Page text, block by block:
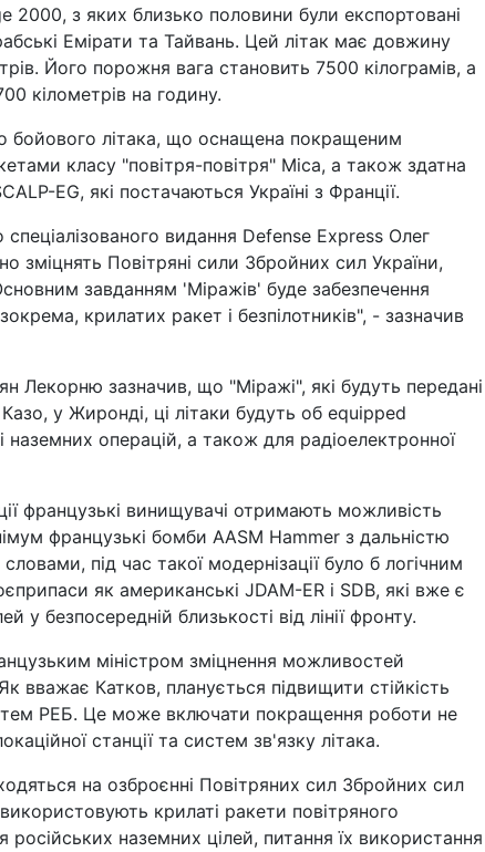
2000, з яких близько половини були експортовані
Емірати та Тайвань. Цей літак має довжину
Його порожня вага становить 7500 кілограмів, а
кілометрів на годину.
бойового літака, що оснащена покращеним
класу "повітря-повітря" Mica, а також здатна
EG, які постачаються Україні з Франції.
видання Defense Express Олег
зміцнять Повітряні сили Збройних сил України,
завданням 'Міражів' буде забезпечення
крилатих ракет і безпілотників", - зазначив
Лекорню зазначив, що "Міражі", які будуть передані
у Жиронді, ці літаки будуть об equipped
операцій, а також для радіоелектронної
французькі винищувачі отримають можливість
французькі бомби AASM Hammer з дальністю
під час такої модернізації було б логічним
як американські JDAM-ER і SDB, які вже є
безпосередній близькості від лінії фронту.
міністром зміцнення можливостей
вважає Катков, планується підвищити стійкість
РЕБ. Це може включати покращення роботи не
станції та систем зв'язку літака.
на озброєнні Повітряних сил Збройних сил
крилаті ракети повітряного
наземних цілей, питання їх використання